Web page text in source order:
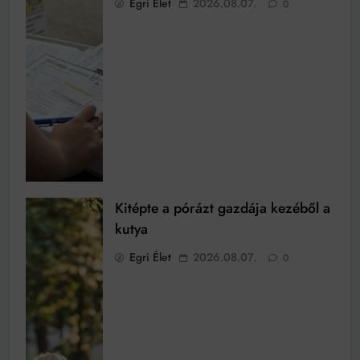
Egri Élet 2026.08.07. 0
Kitépte a pórázt gazdája kezéből a
kutya
Egri Élet 2026.08.07. 0